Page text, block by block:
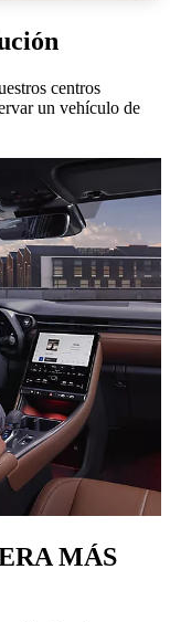
centros
un vehículo de
MÁS